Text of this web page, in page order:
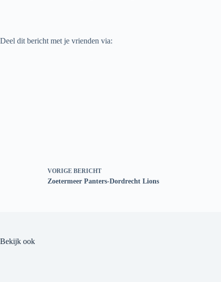
Deel dit bericht met je vrienden via:
VORIGE BERICHT
Zoetermeer Panters-Dordrecht Lions
Bekijk ook